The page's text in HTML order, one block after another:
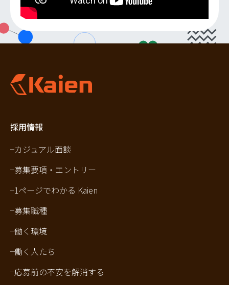
採用情報
カジュアル面談
募集要項・エントリー
1ページでわかる Kaien
募集職種
働く環境
働く人たち
応募前の不安を解消する